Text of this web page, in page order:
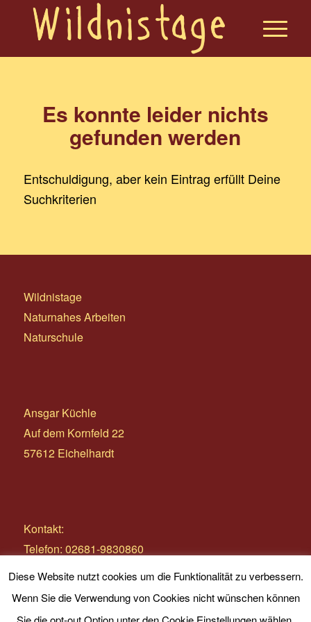
Es konnte leider nichts
gefunden werden
Entschuldigung, aber kein Eintrag erfüllt Deine
Suchkriterien
Wildnistage
Naturnahes Arbeiten
Naturschule
Ansgar Küchle
Auf dem Kornfeld 22
57612 Eichelhardt
Kontakt:
Telefon: 02681-9830860
Diese Website nutzt cookies um die Funktionalität zu verbessern.
Wenn Sie die Verwendung von Cookies nicht wünschen können